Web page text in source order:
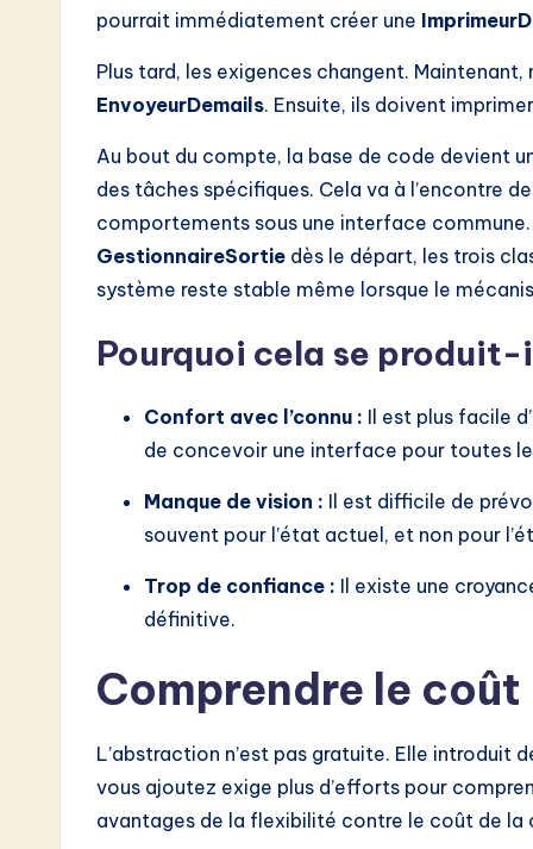
pourrait immédiatement créer une
Plus tard, les exigences changent.
EnvoyeurDemails. Ensuite, ils doivent
Au bout du compte, la base de code devient
des tâches spécifiques. Cela va à l’encontre
comportements sous une interface
GestionnaireSortie dès le départ, les trois
système reste stable même lorsque le
Pourquoi cela se produit-
Confort avec l’connu : Il est plus facile
de concevoir une interface pour toutes
Manque de vision : Il est difficile de
souvent pour l’état actuel, et non pour
Trop de confiance : Il existe une
définitive.
Comprendre le
L’abstraction n’est pas gratuite. Elle introduit
vous ajoutez exige plus d’efforts pour
avantages de la flexibilité contre le coût de la